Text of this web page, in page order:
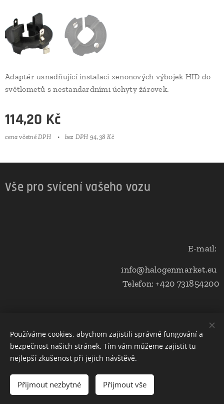
Adaptér usnadňující instalaci xenonových výbojek HID do
světlometů s nestandardními úchyty žárovek.
114,20 Kč
cena včetně DPH bez DPH 94,38 Kč
Do košíku
Vše pro svícení vašeho vozu
E-mail:
info@halogenmarket.eu
Telefon: +420 731854200
Obchodní podmínky a ochrana soukromí
Cookies
Používáme cookies, abychom zajistili správné fungování a
bezpečnost našich stránek. Tím vám můžeme zajistit tu
nejlepší zkušenost při jejich návštěvě.
Přijmout nezbytné Přijmout vše